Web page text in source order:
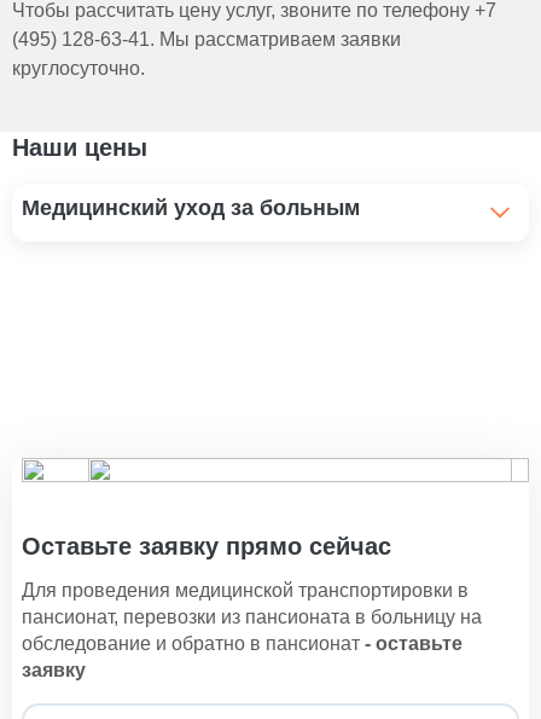
Чтобы рассчитать цену услуг, звоните по телефону +7
(495) 128-63-41. Мы рассматриваем заявки
круглосуточно.
Наши цены
Медицинский уход за больным
1 100 ₽
1 350 ₽
Уход за тяжелобольными
1 500 ₽
Уход за пациентами с заболеванием
Оставьте заявку прямо сейчас
Для проведения медицинской транспортировки в
пансионат, перевозки из пансионата в больницу на
обследование и обратно в пансионат - оставьте
заявку